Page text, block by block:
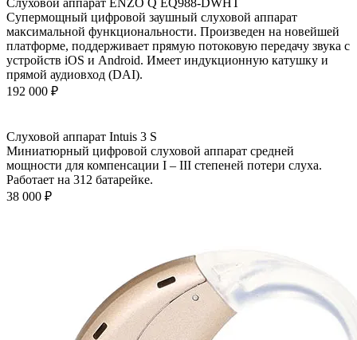
Слуховой аппарат ENZO Q EQ988-DWHT
Супермощный цифровой заушный слуховой аппарат
максимальной функциональности. Произведен на новейшей
платформе, поддерживает прямую потоковую передачу звука с
устройств iOS и Android. Имеет индукционную катушку и
прямой аудиовход (DAI).
192 000 ₽
Слуховой аппарат Intuis 3 S
Миниатюрный цифровой слуховой аппарат средней
мощности для компенсации I – III степеней потери слуха.
Работает на 312 батарейке.
38 000 ₽